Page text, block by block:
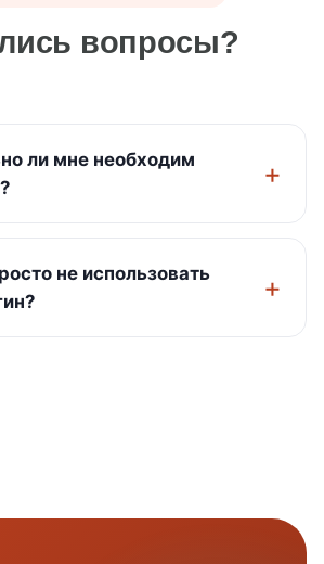
вопросы?
ли мне необходим
не использовать